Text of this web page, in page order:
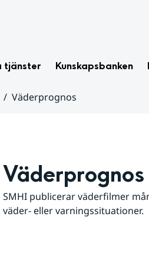
tjänster Kunskapsbanken
Väderprognos
Väderprognos
SMHI publicerar väderfilmer
väder- eller varningssituationer.